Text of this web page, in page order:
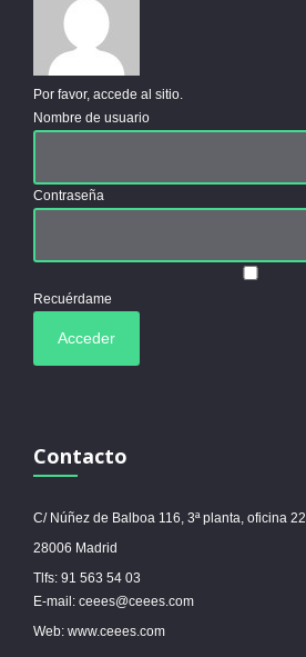
Por favor, accede al sitio.
Nombre de usuario
Contraseña
Recuérdame
Contacto
C/ Núñez de Balboa 116, 3ª planta, oficina 22
28006 Madrid
Tlfs: 91 563 54 03
E-mail: ceees@ceees.com
Web: www.ceees.com